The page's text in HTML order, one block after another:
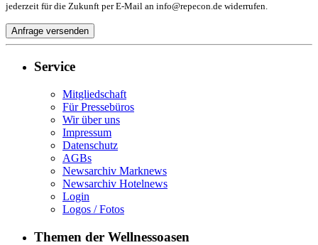
jederzeit für die Zukunft per E-Mail an info@repecon.de widerrufen.
Service
Mitgliedschaft
Für Pressebüros
Wir über uns
Impressum
Datenschutz
AGBs
Newsarchiv Marknews
Newsarchiv Hotelnews
Login
Logos / Fotos
Themen der Wellnessoasen